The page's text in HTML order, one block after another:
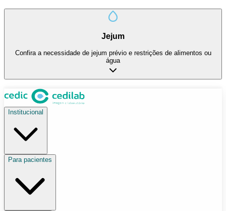
Jejum
Confira a necessidade de jejum prévio e restrições de alimentos ou
água
Institucional
Para pacientes